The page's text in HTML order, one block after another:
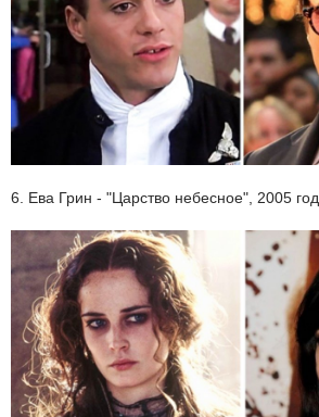
6. Ева Грин - "Царство небесное", 2005 год